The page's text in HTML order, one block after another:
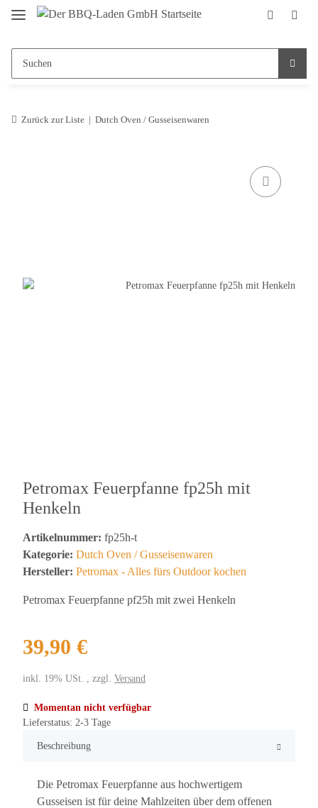
Zurück zur Liste Dutch Oven / Gusseisenwaren
Petromax Feuerpfanne fp25h mit
Henkeln
Artikelnummer: fp25h-t
Kategorie: Dutch Oven / Gusseisenwaren
Hersteller: Petromax - Alles fürs Outdoor kochen
Petromax Feuerpfanne pf25h mit zwei Henkeln
39,90 €
inkl. 19% USt. , zzgl. Versand
Momentan nicht verfügbar
Lieferstatus: 2-3 Tage
Beschreibung
Die Petromax Feuerpfanne aus hochwertigem
Gusseisen ist für deine Mahlzeiten über dem offenen